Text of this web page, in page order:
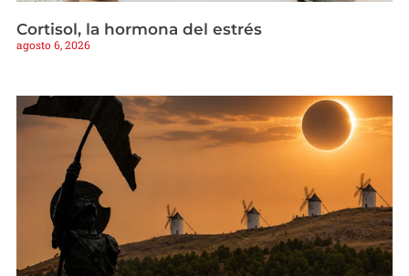
Cortisol, la hormona del estrés
agosto 6, 2026